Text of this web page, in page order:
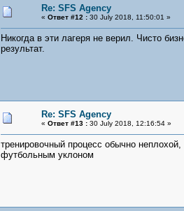
Re: SFS Agency
« Ответ #12 :30 July 2018, 11:50:01 »
Никогда в эти лагеря не верил. Чисто
результат.
Re: SFS Agency
« Ответ #13 :30 July 2018, 12:16:54 »
тренировочный процесс обычно
футбольным уклоном